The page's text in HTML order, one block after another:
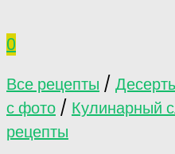
0
Все рецепты /
с фото / Кулинарный
рецепты